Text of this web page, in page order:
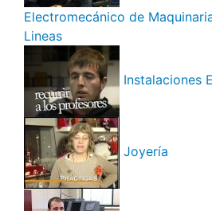
Electromecánico de
Lineas
Instalaciones
Joyería